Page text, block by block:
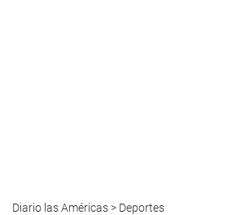
Diario las Américas> Deportes